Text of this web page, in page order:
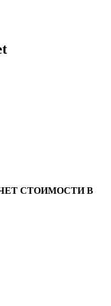
СТОИМОСТИ В